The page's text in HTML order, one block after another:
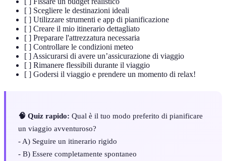
[ ] Scegliere le destinazioni ideali
[ ] Utilizzare strumenti e app di pianificazione
[ ] Creare il mio itinerario dettagliato
[ ] Preparare l'attrezzatura necessaria
[ ] Controllare le condizioni meteo
[ ] Assicurarsi di avere un’assicurazione di viaggio
[ ] Rimanere flessibili durante il viaggio
[ ] Godersi il viaggio e prendere un momento di relax!
🧠 Quiz rapido: Qual è il tuo modo preferito di pianificare
un viaggio avventuroso?
- A) Seguire un itinerario rigido
- B) Essere completamente spontaneo